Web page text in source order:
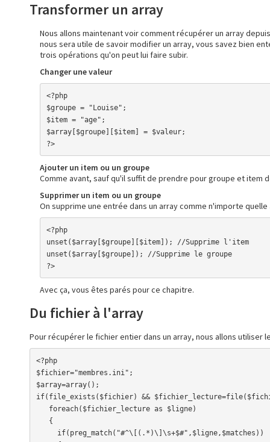
Transformer un array
Nous allons maintenant voir comment récupérer un array
nous sera utile de savoir modifier un array, vous savez bien
trois opérations qu'on peut lui faire subir.
Changer une valeur
<?php
$groupe = "Louise";
$item = "age";
$array[$groupe][$item] = $valeur;
?>
Ajouter un item ou un groupe
Comme avant, sauf qu'il suffit de prendre pour groupe et item
Supprimer un item ou un groupe
On supprime une entrée dans un array comme n'importe
<?php
unset($array[$groupe][$item]); //Supprime l'item
unset($array[$groupe]); //Supprime le groupe
?>
Avec ça, vous êtes parés pour ce chapitre.
Du fichier à l'array
Pour récupérer le fichier entier dans un array, nous allons utiliser
<?php
$fichier="membres.ini";
$array=array();
if(file_exists($fichier) &&